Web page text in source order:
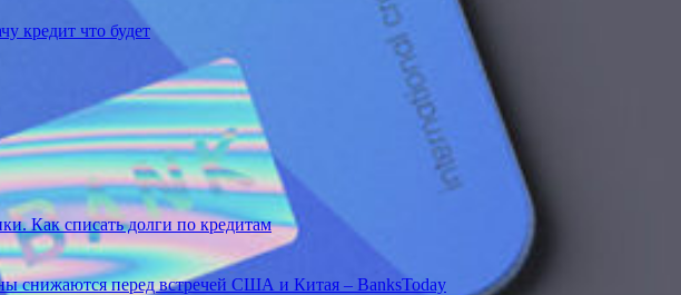
кредит что будет
Как списать долги по кредитам
снижаются перед встречей США и Китая – BanksToday